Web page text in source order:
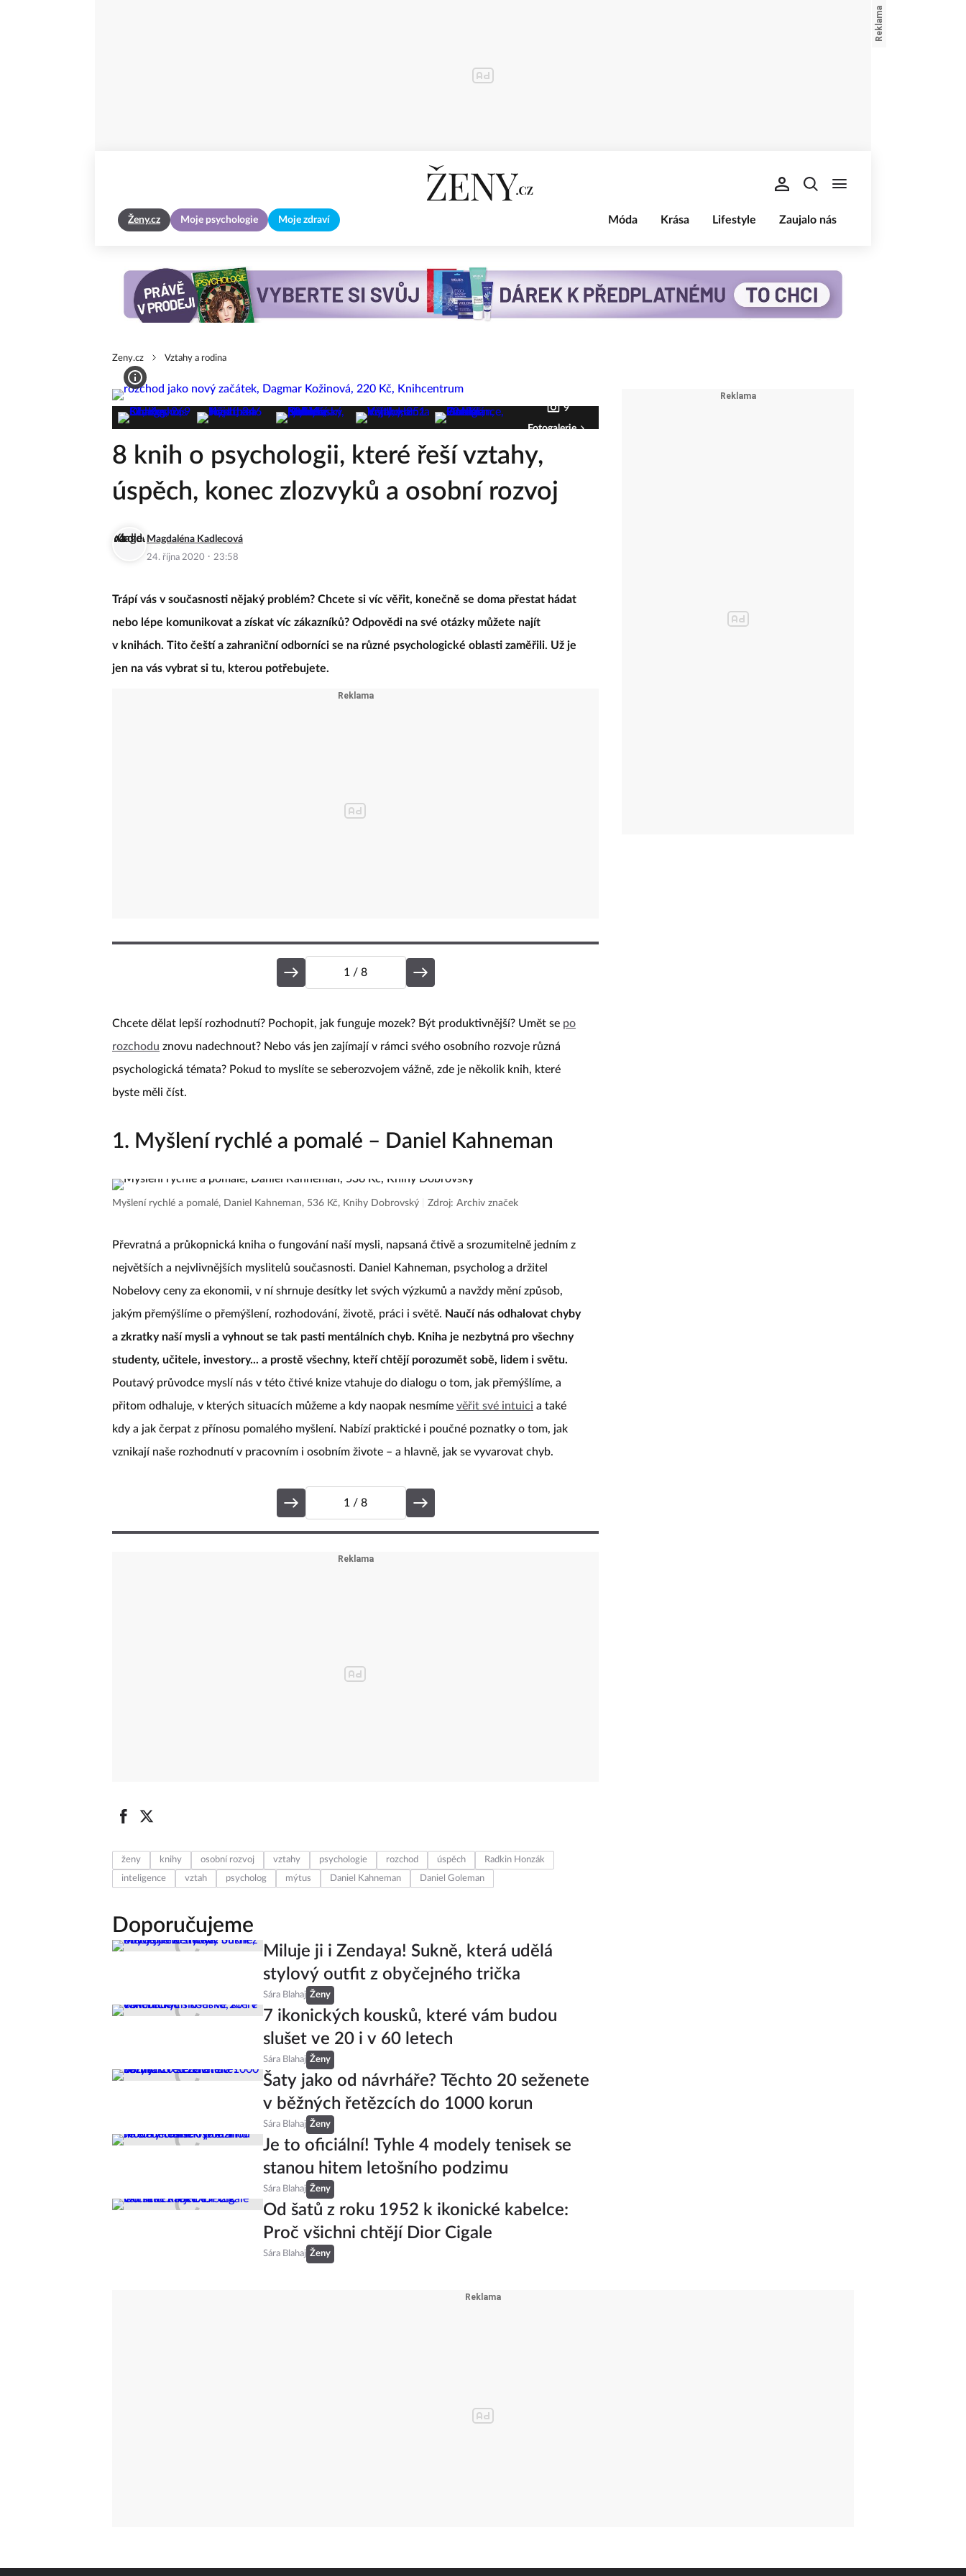
Ženy.cz Moje psychologie Moje zdraví Móda Krása Lifestyle Zaujalo nás
Zeny.cz Vztahy a rodina
9
Fotogalerie
8 knih o psychologii, které řeší vztahy,
úspěch, konec zlozvyků a osobní rozvoj
Magdaléna Kadlecová
24. října 2020 · 23:58
Trápí vás v současnosti nějaký problém? Chcete si víc věřit, konečně se doma přestat hádat
nebo lépe komunikovat a získat víc zákazníků? Odpovědi na své otázky můžete najít
v knihách. Tito čeští a zahraniční odborníci se na různé psychologické oblasti zaměřili. Už je
jen na vás vybrat si tu, kterou potřebujete.
1 / 8
Chcete dělat lepší rozhodnutí? Pochopit, jak funguje mozek? Být produktivnější? Umět se po
rozchodu znovu nadechnout? Nebo vás jen zajímají v rámci svého osobního rozvoje různá
psychologická témata? Pokud to myslíte se seberozvojem vážně, zde je několik knih, které
byste měli číst.
1. Myšlení rychlé a pomalé – Daniel Kahneman
Myšlení rychlé a pomalé, Daniel Kahneman, 536 Kč, Knihy Dobrovský Zdroj: Archiv značek
Převratná a průkopnická kniha o fungování naší mysli, napsaná čtivě a srozumitelně jedním z
největších a nejvlivnějších myslitelů současnosti. Daniel Kahneman, psycholog a držitel
Nobelovy ceny za ekonomii, v ní shrnuje desítky let svých výzkumů a navždy mění způsob,
jakým přemýšlíme o přemýšlení, rozhodování, životě, práci i světě. Naučí nás odhalovat chyby
a zkratky naší mysli a vyhnout se tak pasti mentálních chyb. Kniha je nezbytná pro všechny
studenty, učitele, investory... a prostě všechny, kteří chtějí porozumět sobě, lidem i světu.
Poutavý průvodce myslí nás v této čtivé knize vtahuje do dialogu o tom, jak přemýšlíme, a
přitom odhaluje, v kterých situacích můžeme a kdy naopak nesmíme věřit své intuici a také
kdy a jak čerpat z přínosu pomalého myšlení. Nabízí praktické i poučné poznatky o tom, jak
vznikají naše rozhodnutí v pracovním i osobním živote – a hlavně, jak se vyvarovat chyb.
1 / 8
ženy knihy osobní rozvoj vztahy psychologie rozchod úspěch
Radkin Honzák
inteligence
vztah psycholog mýtus Daniel Kahneman Daniel Goleman
Doporučujeme
Miluje ji i Zendaya! Sukně, která udělá
stylový outfit z obyčejného trička
Sára Blahaj Ženy
7 ikonických kousků, které vám budou
slušet ve 20 i v 60 letech
Sára Blahaj Ženy
Šaty jako od návrháře? Těchto 20 seženete
v běžných řetězcích do 1000 korun
Sára Blahaj Ženy
Je to oficiální! Tyhle 4 modely tenisek se
stanou hitem letošního podzimu
Sára Blahaj Ženy
Od šatů z roku 1952 k ikonické kabelce:
Proč všichni chtějí Dior Cigale
Sára Blahaj Ženy